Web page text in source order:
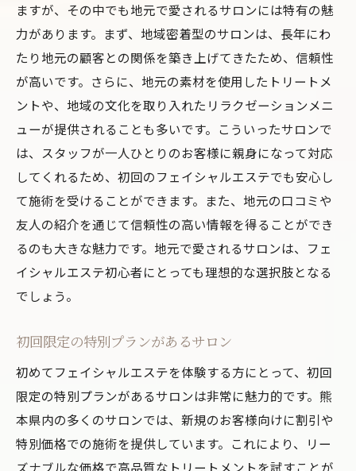
ますが、その中でも地元で愛されるサロンには特有の魅
力があります。まず、地域密着型のサロンは、長年にわ
たり地元の顧客との関係を築き上げてきたため、信頼性
が高いです。さらに、地元の素材を使用したトリートメ
ントや、地域の文化を取り入れたリラクゼーションメニ
ューが提供されることも多いです。こういったサロンで
は、スタッフが一人ひとりのお客様に親身になって対応
してくれるため、初回のフェイシャルエステでも安心し
て施術を受けることができます。また、地元の口コミや
友人の紹介を通じて信頼性の高い情報を得ることができ
るのも大きな魅力です。地元で愛されるサロンは、フェ
イシャルエステ初心者にとっても理想的な選択肢となる
でしょう。
初回限定の特別プランがあるサロン
初めてフェイシャルエステを体験する方にとって、初回
限定の特別プランがあるサロンは非常に魅力的です。熊
本県内の多くのサロンでは、新規のお客様向けに割引や
特別価格での施術を提供しています。これにより、リー
ズナブルな価格で高品質なトリートメントを試すことが